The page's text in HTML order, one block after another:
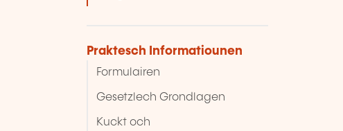
Praktesch Informatiounen
Formulairen
Gesetzlech Grondlagen
Kuckt och